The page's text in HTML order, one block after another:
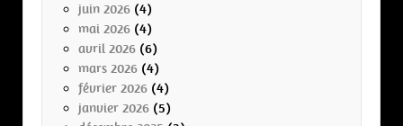
juin 2026 (4)
mai 2026 (4)
avril 2026 (6)
mars 2026 (4)
février 2026 (4)
janvier 2026 (5)